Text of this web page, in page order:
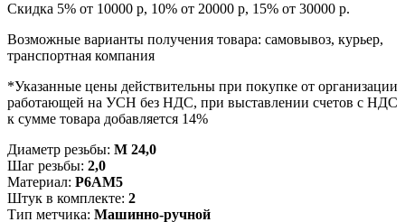
Скидка 5% от 10000 р, 10% от 20000 р, 15% от 30000 р.
Возможные варианты получения товара: самовывоз, курьер,
транспортная компания
*Указанные цены действительны при покупке от организации
работающей на УСН без НДС, при выставлении счетов с НДС
к сумме товара добавляется 14%
Диаметр резьбы: М 24,0
Шаг резьбы: 2,0
Материал: Р6АМ5
Штук в комплекте: 2
Тип метчика: Машинно-ручной